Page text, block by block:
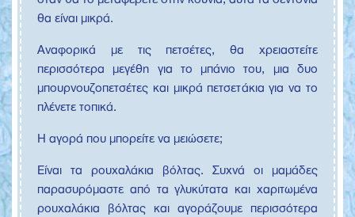
θα είναι μικρά.
Αναφορικά με τις πετσέτες, θα χρειαστείτε
περισσότερα μεγέθη για το μπάνιο του, μια δυο
μπουρνουζοπετσέτες και μικρά πετσετάκια για να το
πλένετε τοπικά.
Η αγορά που μπορείτε να μειώσετε;
Είναι τα ρουχαλάκια βόλτας. Συχνά οι μαμάδες
παρασυρόμαστε από τα γλυκύτατα και χαριτωμένα
ρουχαλάκια βόλτας και αγοράζουμε περισσότερα